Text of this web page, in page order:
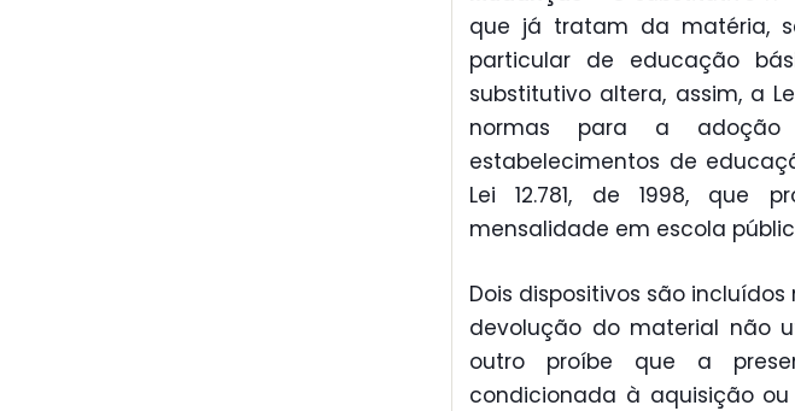
que já tratam da matéria,
particular de educação
substitutivo altera, assim, a
normas para a
estabelecimentos de
Lei 12.781, de 1998, que
mensalidade em escola
Dois dispositivos são incluídos
devolução do material não
outro proíbe que a
condicionada à aquisição